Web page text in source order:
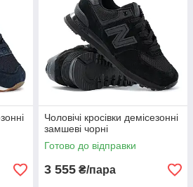
Чоловічі кросівки демісезонні
замшеві чорні
Готово до відправки
3 555 ₴/пара